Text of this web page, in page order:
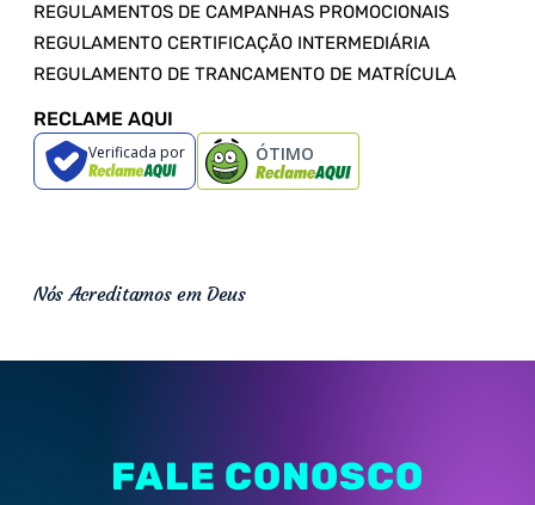
REGULAMENTOS DE CAMPANHAS PROMOCIONAIS
REGULAMENTO CERTIFICAÇÃO INTERMEDIÁRIA
REGULAMENTO DE TRANCAMENTO DE MATRÍCULA
RECLAME AQUI
Verificada por ÓTIMO
Nós Acreditamos em Deus
FALE CONOSCO